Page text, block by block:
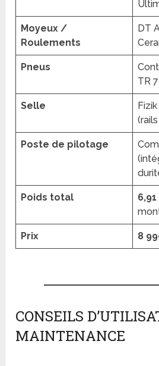
Moyeux /
Roulements
DT
Pneus
TR
Selle
Poste de pilotage
Poids total
Prix 8
CONSEILS
MAINTENANCE